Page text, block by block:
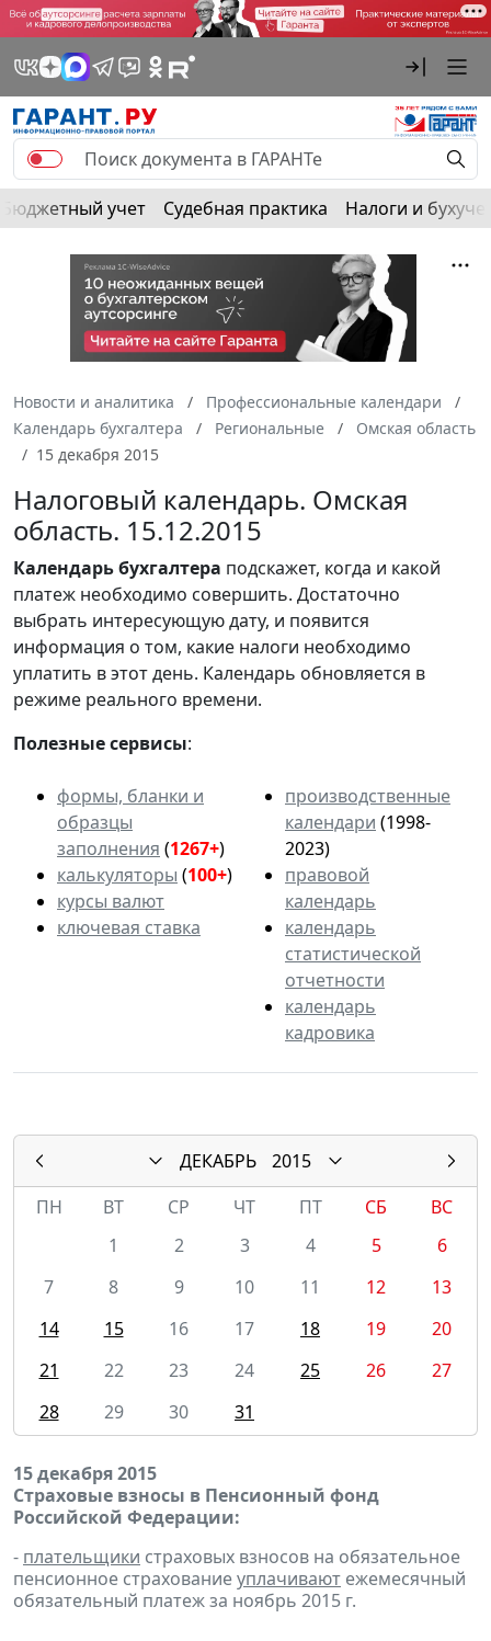
Бюджетный учет Судебная практика Налоги и
Новости и аналитика
Профессиональные календари
Календарь бухгалтера
Региональные
Омская область
15 декабря 2015
Налоговый календарь. Омская
область. 15.12.2015
Календарьбухгалтера подскажет, когда и какой
платеж необходимо совершить. Достаточно
выбрать интересующую дату, и появится
информация о том, какие налоги необходимо
уплатить в этот день. Календарь обновляется в
режиме реального времени.
Полезные сервисы:
формы, бланки и
образцы
заполнения (1267+)
калькуляторы (100+)
курсы валют
ключевая ставка
производственные
календари (1998-
2023)
правовой
календарь
календарь
статистической
отчетности
календарь
кадровика
ДЕКАБРЬ
2015
ПН
ВТ СР ЧТ ПТ СБ
ВС
1
2 3 4 5
6
7
8 9 10 11 12
13
14
15 16 17 18 19
20
21
22 23 24 25 26
27
28
29 30 31
15 декабря 2015
Страховые взносы в Пенсионный фонд
Российской Федерации:
- плательщики страховых взносов на обязательное
пенсионное страхованиеуплачивают ежемесячный
обязательный платеж за ноябрь 2015 г.